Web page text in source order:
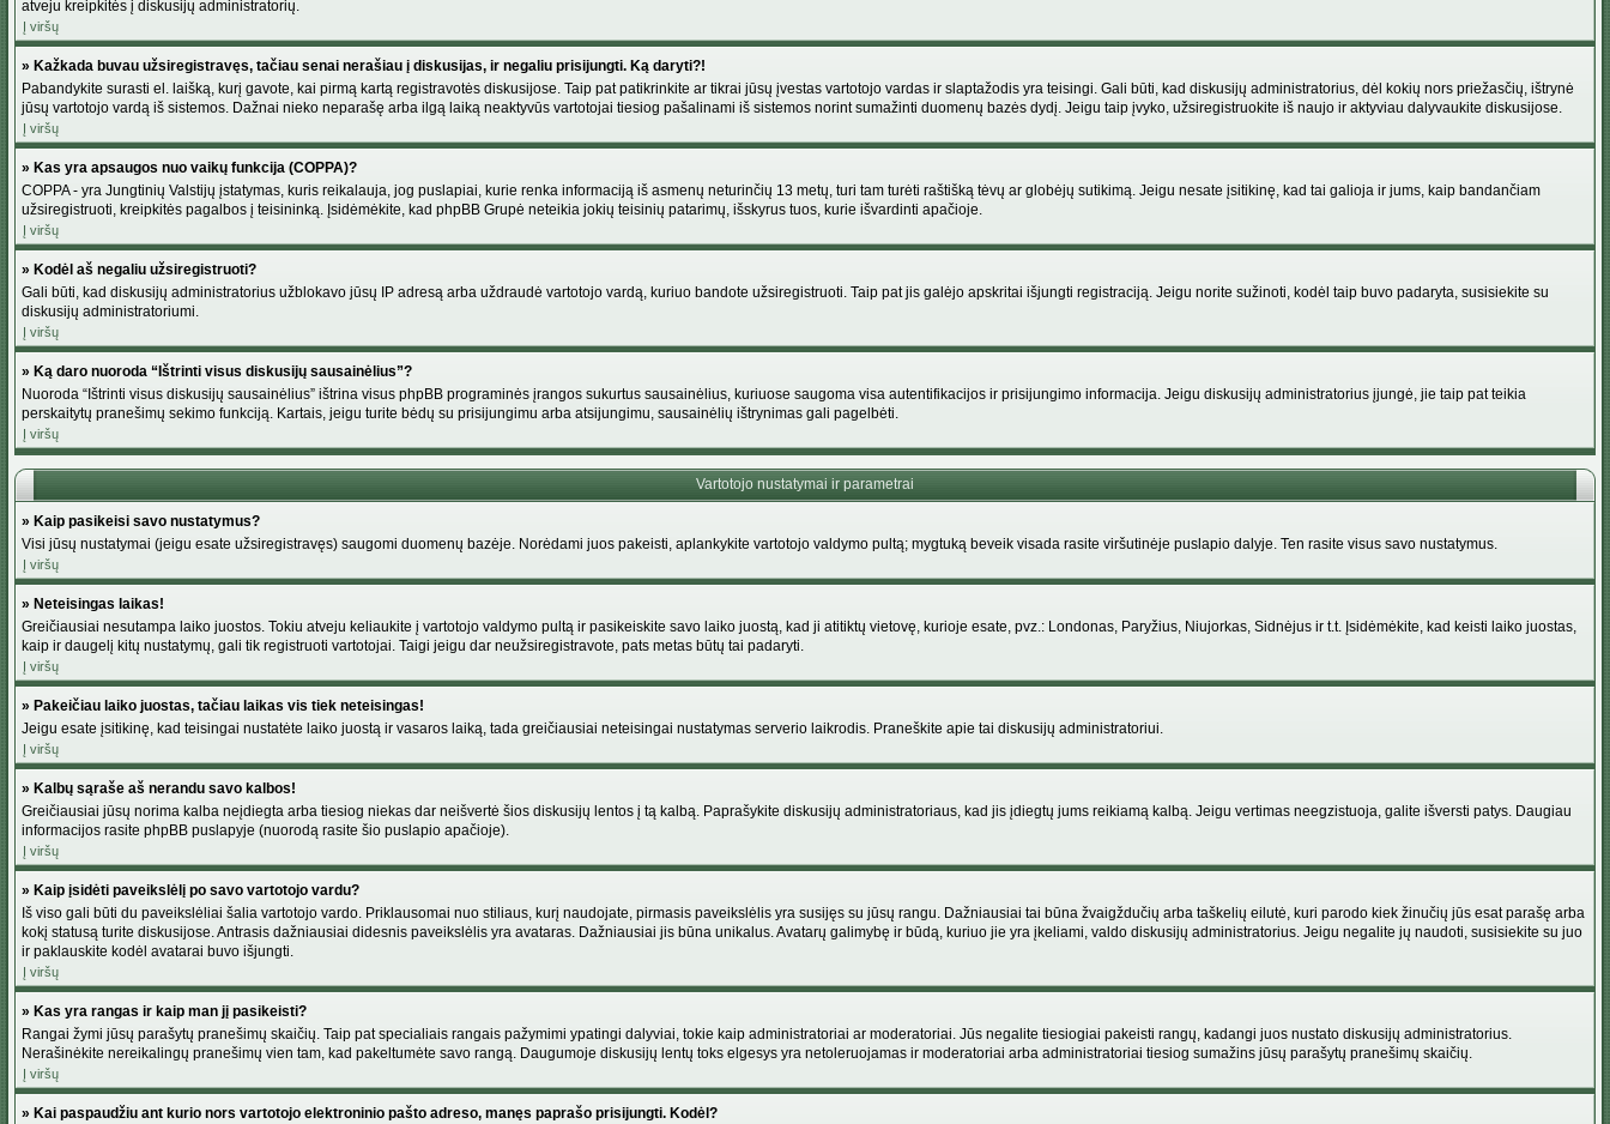
atveju kreipkitės į diskusijų administratorių.
Į viršų
» Kažkada buvau užsiregistravęs, tačiau senai nerašiau į diskusijas, ir negaliu prisijungti. Ką daryti?!
Pabandykite surasti el. laišką, kurį gavote, kai pirmą kartą registravotės diskusijose. Taip pat patikrinkite ar tikrai jūsų įvestas vartotojo vardas ir slaptažodis yra teisingi. Gali būti, kad diskusijų administratorius, dėl kokių nors priežasčių, ištrynė
jūsų vartotojo vardą iš sistemos. Dažnai nieko neparašę arba ilgą laiką neaktyvūs vartotojai tiesiog pašalinami iš sistemos norint sumažinti duomenų bazės dydį. Jeigu taip įvyko, užsiregistruokite iš naujo ir aktyviau dalyvaukite diskusijose.
Į viršų
» Kas yra apsaugos nuo vaikų funkcija (COPPA)?
COPPA - yra Jungtinių Valstijų įstatymas, kuris reikalauja, jog puslapiai, kurie renka informaciją iš asmenų neturinčių 13 metų, turi tam turėti raštišką tėvų ar globėjų sutikimą. Jeigu nesate įsitikinę, kad tai galioja ir jums, kaip bandančiam
užsiregistruoti, kreipkitės pagalbos į teisininką. Įsidėmėkite, kad phpBB Grupė neteikia jokių teisinių patarimų, išskyrus tuos, kurie išvardinti apačioje.
Į viršų
» Kodėl aš negaliu užsiregistruoti?
Gali būti, kad diskusijų administratorius užblokavo jūsų IP adresą arba uždraudė vartotojo vardą, kuriuo bandote užsiregistruoti. Taip pat jis galėjo apskritai išjungti registraciją. Jeigu norite sužinoti, kodėl taip buvo padaryta, susisiekite su
diskusijų administratoriumi.
Į viršų
» Ką daro nuoroda “Ištrinti visus diskusijų sausainėlius”?
Nuoroda “Ištrinti visus diskusijų sausainėlius” ištrina visus phpBB programinės įrangos sukurtus sausainėlius, kuriuose saugoma visa autentifikacijos ir prisijungimo informacija. Jeigu diskusijų administratorius įjungė, jie taip pat teikia
perskaitytų pranešimų sekimo funkciją. Kartais, jeigu turite bėdų su prisijungimu arba atsijungimu, sausainėlių ištrynimas gali pagelbėti.
Į viršų
Vartotojo nustatymai ir parametrai
» Kaip pasikeisi savo nustatymus?
Visi jūsų nustatymai (jeigu esate užsiregistravęs) saugomi duomenų bazėje. Norėdami juos pakeisti, aplankykite vartotojo valdymo pultą; mygtuką beveik visada rasite viršutinėje puslapio dalyje. Ten rasite visus savo nustatymus.
Į viršų
» Neteisingas laikas!
Greičiausiai nesutampa laiko juostos. Tokiu atveju keliaukite į vartotojo valdymo pultą ir pasikeiskite savo laiko juostą, kad ji atitiktų vietovę, kurioje esate, pvz.: Londonas, Paryžius, Niujorkas, Sidnėjus ir t.t. Įsidėmėkite, kad keisti laiko juostas,
kaip ir daugelį kitų nustatymų, gali tik registruoti vartotojai. Taigi jeigu dar neužsiregistravote, pats metas būtų tai padaryti.
Į viršų
» Pakeičiau laiko juostas, tačiau laikas vis tiek neteisingas!
Jeigu esate įsitikinę, kad teisingai nustatėte laiko juostą ir vasaros laiką, tada greičiausiai neteisingai nustatymas serverio laikrodis. Praneškite apie tai diskusijų administratoriui.
Į viršų
» Kalbų sąraše aš nerandu savo kalbos!
Greičiausiai jūsų norima kalba neįdiegta arba tiesiog niekas dar neišvertė šios diskusijų lentos į tą kalbą. Paprašykite diskusijų administratoriaus, kad jis įdiegtų jums reikiamą kalbą. Jeigu vertimas neegzistuoja, galite išversti patys. Daugiau
informacijos rasite phpBB puslapyje (nuorodą rasite šio puslapio apačioje).
Į viršų
» Kaip įsidėti paveikslėlį po savo vartotojo vardu?
Iš viso gali būti du paveikslėliai šalia vartotojo vardo. Priklausomai nuo stiliaus, kurį naudojate, pirmasis paveikslėlis yra susijęs su jūsų rangu. Dažniausiai tai būna žvaigždučių arba taškelių eilutė, kuri parodo kiek žinučių jūs esat parašę arba
kokį statusą turite diskusijose. Antrasis dažniausiai didesnis paveikslėlis yra avataras. Dažniausiai jis būna unikalus. Avatarų galimybę ir būdą, kuriuo jie yra įkeliami, valdo diskusijų administratorius. Jeigu negalite jų naudoti, susisiekite su juo
ir paklauskite kodėl avatarai buvo išjungti.
Į viršų
» Kas yra rangas ir kaip man jį pasikeisti?
Rangai žymi jūsų parašytų pranešimų skaičių. Taip pat specialiais rangais pažymimi ypatingi dalyviai, tokie kaip administratoriai ar moderatoriai. Jūs negalite tiesiogiai pakeisti rangų, kadangi juos nustato diskusijų administratorius.
Nerašinėkite nereikalingų pranešimų vien tam, kad pakeltumėte savo rangą. Daugumoje diskusijų lentų toks elgesys yra netoleruojamas ir moderatoriai arba administratoriai tiesiog sumažins jūsų parašytų pranešimų skaičių.
Į viršų
» Kai paspaudžiu ant kurio nors vartotojo elektroninio pašto adreso, manęs paprašo prisijungti. Kodėl?